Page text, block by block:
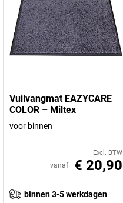
Vuilvangmat EAZYCARE
COLOR – Miltex
voor binnen
Excl. BTW
vanaf € 20,90
binnen 3-5 werkdagen